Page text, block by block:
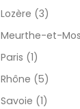
Lozère (3)
Meurthe-et-
Paris (1)
Rhône (5)
Savoie (1)